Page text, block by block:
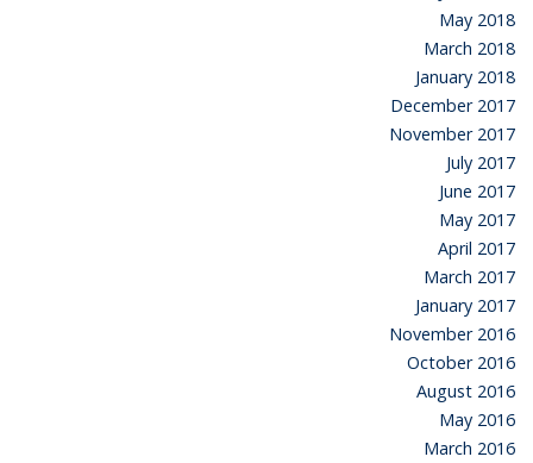
May 2018
March 2018
January 2018
December 2017
November 2017
July 2017
June 2017
May 2017
April 2017
March 2017
January 2017
November 2016
October 2016
August 2016
May 2016
March 2016